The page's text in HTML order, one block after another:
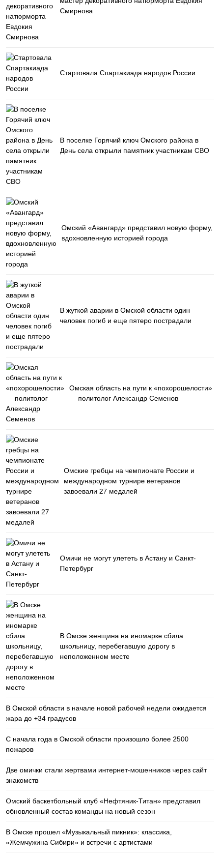
Смирнова
Стартовала Спартакиада народов России
В поселке Горячий ключ Омского района в
День села открыли памятник участникам СВО
Омский «Авангард» представил новую форму,
вдохновленную историей города
В жуткой аварии в Омской области один
человек погиб и еще пятеро пострадали
Омская область на пути к «похорошелости»
— политолог Александр Семенов
Омские гребцы на чемпионате России и
международном турнире ветеранов
завоевали 27 медалей
Омичи не могут улететь в Астану и Санкт-
Петербург
В Омске женщина на иномарке сбила
школьницу, перебегавшую дорогу в
неположенном месте
В Омской области в начале новой рабочей недели ожидается
жара до +34 градусов
С начала года в Омской области произошло более 2500
пожаров
Две омички стали жертвами интернет-мошенников через сайт
знакомств
Омский баскетбольный клуб «Нефтяник-Титан» представил
обновленный состав команды на новый сезон
В Омске прошел «Музыкальный пикник»: классика,
«Жемчужина Сибири» и встречи с артистами